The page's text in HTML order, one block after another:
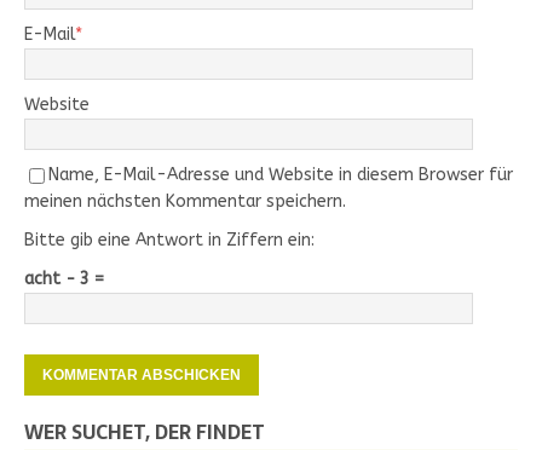
E-Mail*
Website
Name, E-Mail-Adresse und Website in diesem Browser für
meinen nächsten Kommentar speichern.
Bitte gib eine Antwort in Ziffern ein:
acht − 3 =
WER SUCHET, DER FINDET